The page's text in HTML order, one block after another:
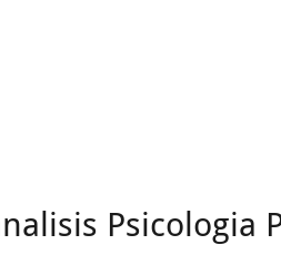
Psicologia